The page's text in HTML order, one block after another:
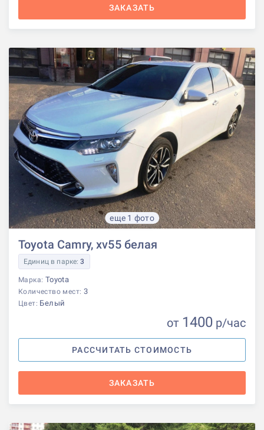
ЗАКАЗАТЬ
еще 1 фото
Toyota Camry, xv55 белая
Единиц в парке:3
Марка: Toyota
Количество мест: 3
Цвет: Белый
от 1400 р/час
РАССЧИТАТЬ СТОИМОСТЬ
ЗАКАЗАТЬ